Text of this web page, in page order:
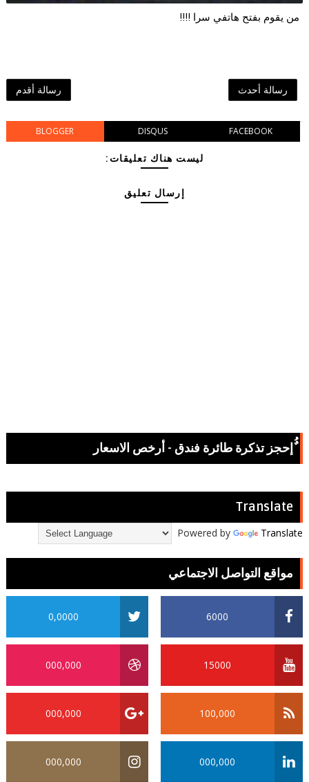
من يقوم بفتح هاتفي سرا !!!!
رسالة أحدث رسالة أقدم
BLOGGER DISQUS FACEBOOK
ليست هناك تعليقات:
إرسال تعليق
ٌُإحجز تذكرة طائرة فندق - أرخص الاسعار
Translate
Powered by Translate
مواقع التواصل الاجتماعي
6000
0,0000
15000
000,000
100,000
000,000
000,000
000,000